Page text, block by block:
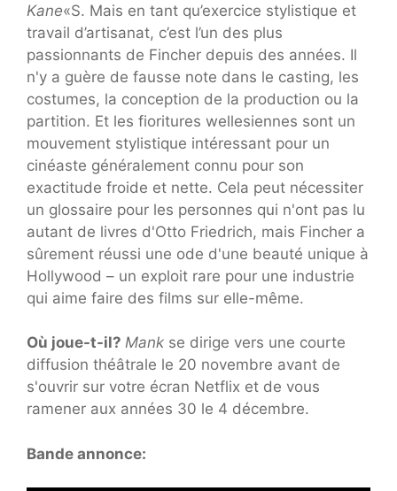
Kane«S. Mais en tant qu’exercice stylistique et
travail d’artisanat, c’est l’un des plus
passionnants de Fincher depuis des années. Il
n'y a guère de fausse note dans le casting, les
costumes, la conception de la production ou la
partition. Et les fioritures wellesiennes sont un
mouvement stylistique intéressant pour un
cinéaste généralement connu pour son
exactitude froide et nette. Cela peut nécessiter
un glossaire pour les personnes qui n'ont pas lu
autant de livres d'Otto Friedrich, mais Fincher a
sûrement réussi une ode d'une beauté unique à
Hollywood – un exploit rare pour une industrie
qui aime faire des films sur elle-même.
Où joue-t-il? Mank se dirige vers une courte
diffusion théâtrale le 20 novembre avant de
s'ouvrir sur votre écran Netflix et de vous
ramener aux années 30 le 4 décembre.
Bande annonce: